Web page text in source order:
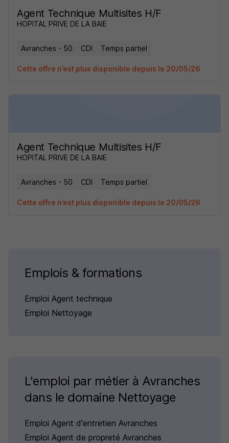
Agent Technique Multisites H/F
HOPITAL PRIVE DE LA BAIE
Avranches - 50 CDI Temps partiel
Cette offre n’est plus disponible depuis le 20/05/26
Agent Technique Multisites H/F
HOPITAL PRIVE DE LA BAIE
Avranches - 50 CDI Temps partiel
Cette offre n’est plus disponible depuis le 20/05/26
Emplois & formations
Emploi Agent technique
Emploi Nettoyage
L'emploi par métier à Avranches
dans le domaine Nettoyage
Emploi Agent d'entretien Avranches
Emploi Agent de propreté Avranches